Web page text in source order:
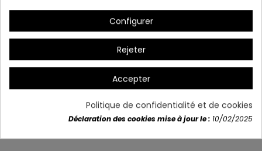
COLONEL 3025
Détails du produit
Configurer
Rejeter
Accepter
Politique de confidentialité et de cookies
Déclaration des cookies mise à jour le : 10/02/2025